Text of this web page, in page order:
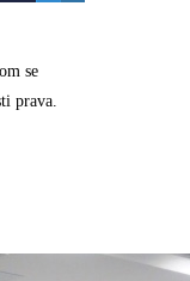
se
prava.